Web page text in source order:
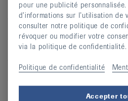
Jour
ma
Heure
12:15 - 13:15
Adresse
Salle de
CP
2900
Porrentruy
pour une publicité
d’informations sur l’utilisation de
consulter notre politique de
révoquer ou modifier votre
via la politique de confidentialité.
Politique de confidentialité
Accepter